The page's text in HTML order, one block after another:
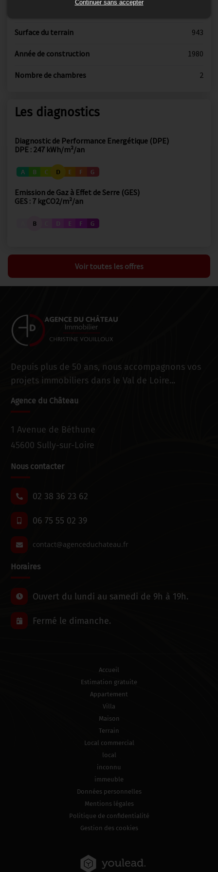
Surface du terrain 943
Année de construction 1980
Nombre de chambres 2
Les diagnostics
Diagnostic de Performance Energétique (DPE)
DPE : 247 kWh/m²/an
Emission de Gaz à Effet de Serre (GES)
GES : 7 kgCO2/m²/an
Voir toutes les offres
Depuis plus de 50 ans, nous accompagnons vos
projets immobiliers dans le Val de Loire...
Agence du Château
1 Avenue de Béthune
45600 Sully-sur-Loire
Nous contacter
02 38 36 23 62
06 75 55 02 39
Horaires
Ouvert du lundi au samedi de 9h à 19h.
Fermé le dimanche.
Accueil
Estimation gratuite
Appartement
Villa
Maison
Terrain
Local commercial
local
inconnu
immeuble
Données personnelles
Mentions légales
Politique de confidentialité
Gestion des cookies
Continuer sans accepter